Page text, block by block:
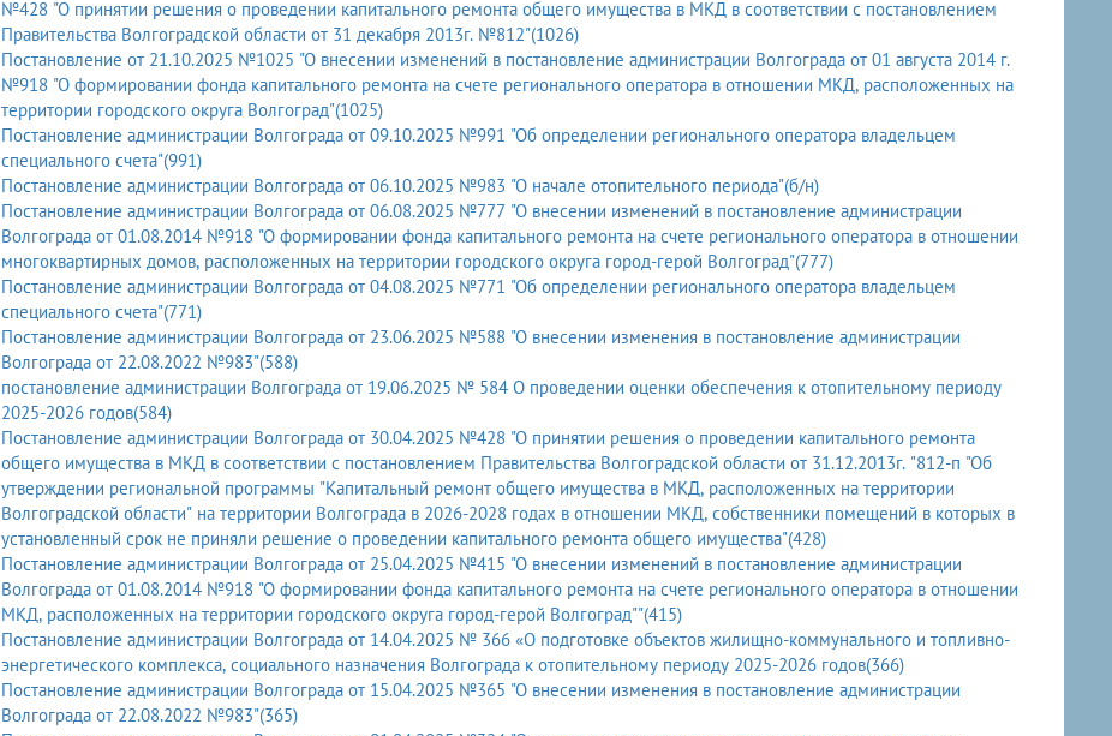
№428 "О принятии решения о проведении капитального ремонта общего имущества в МКД в соответствии с постановлением
Правительства Волгоградской области от 31 декабря 2013г. №812"(1026)
Постановление от 21.10.2025 №1025 "О внесении изменений в постановление администрации Волгограда от 01 августа 2014 г.
№918 "О формировании фонда капитального ремонта на счете регионального оператора в отношении МКД, расположенных на
территории городского округа Волгоград"(1025)
Постановление администрации Волгограда от 09.10.2025 №991 "Об определении регионального оператора владельцем
специального счета"(991)
Постановление администрации Волгограда от 06.10.2025 №983 "О начале отопительного периода"(б/н)
Постановление администрации Волгограда от 06.08.2025 №777 "О внесении изменений в постановление администрации
Волгограда от 01.08.2014 №918 "О формировании фонда капитального ремонта на счете регионального оператора в отношении
многоквартирных домов, расположенных на территории городского округа город-герой Волгоград"(777)
Постановление администрации Волгограда от 04.08.2025 №771 "Об определении регионального оператора владельцем
специального счета"(771)
Постановление администрации Волгограда от 23.06.2025 №588 "О внесении изменения в постановление администрации
Волгограда от 22.08.2022 №983"(588)
постановление администрации Волгограда от 19.06.2025 № 584 О проведении оценки обеспечения к отопительному периоду
2025-2026 годов(584)
Постановление администрации Волгограда от 30.04.2025 №428 "О принятии решения о проведении капитального ремонта
общего имущества в МКД в соответствии с постановлением Правительства Волгоградской области от 31.12.2013г. "812-п "Об
утверждении региональной программы "Капитальный ремонт общего имущества в МКД, расположенных на территории
Волгоградской области" на территории Волгограда в 2026-2028 годах в отношении МКД, собственники помещений в которых в
установленный срок не приняли решение о проведении капитального ремонта общего имущества"(428)
Постановление администрации Волгограда от 25.04.2025 №415 "О внесении изменений в постановление администрации
Волгограда от 01.08.2014 №918 "О формировании фонда капитального ремонта на счете регионального оператора в отношении
МКД, расположенных на территории городского округа город-герой Волгоград""(415)
Постановление администрации Волгограда от 14.04.2025 № 366 «О подготовке объектов жилищно-коммунального и топливно-
энергетического комплекса, социального назначения Волгограда к отопительному периоду 2025-2026 годов(366)
Постановление администрации Волгограда от 15.04.2025 №365 "О внесении изменения в постановление администрации
Волгограда от 22.08.2022 №983"(365)